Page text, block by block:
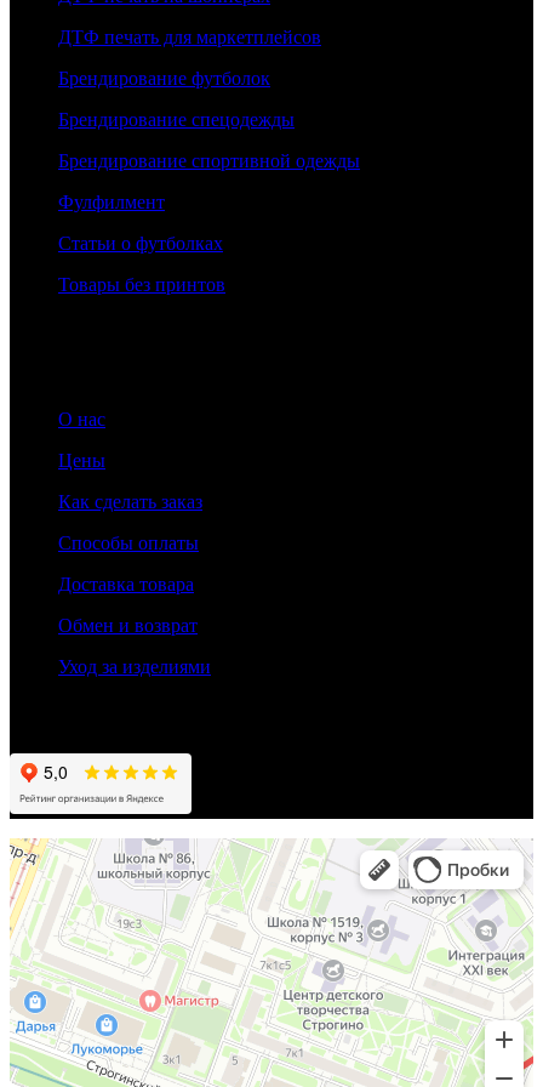
ДТФ печать для маркетплейсов
Брендирование футболок
Брендирование спецодежды
Брендирование спортивной одежды
Фулфилмент
Статьи о футболках
Товары без принтов
О нас
Цены
Как сделать заказ
Способы оплаты
Доставка товара
Обмен и возврат
Уход за изделиями